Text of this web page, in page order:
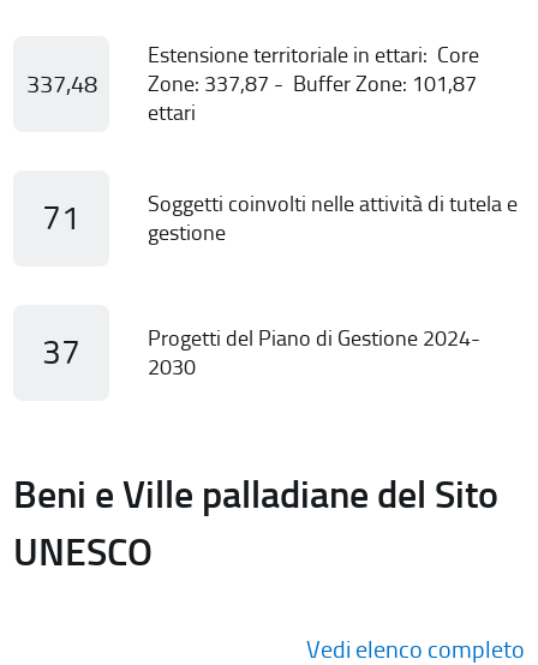
337,48
Estensione territoriale in ettari: Core
Zone: 337,87 - Buffer Zone: 101,87
ettari
71
Soggetti coinvolti nelle attività di tutela e
gestione
37
Progetti del Piano di Gestione 2024-
2030
Beni e Ville palladiane del Sito
UNESCO
Vedi elenco completo